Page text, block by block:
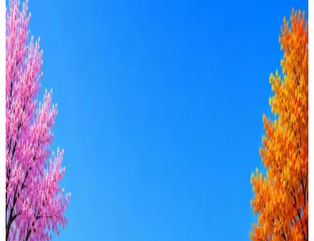
Удалённо
Грейд
Intern
Зарплата
от 50к
от 350к
Стратегия поиска с AI: рынки, позиции, вилка, каналы
Ежедневный подбор из 600+ источников
AI генерация сопроводительных писем